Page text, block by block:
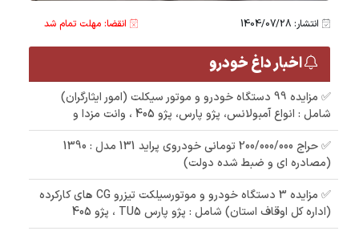
انتشار: 1404/07/28 انقضا: مهلت تمام شد
اخبار داغ خودرو
✅ مزایده 99 دستگاه خودرو و موتور سیکلت (امور ایثارگران)
شامل : انواع آمبولانس، پژو پارس، پژو 405 ، وانت مزدا و
✅ حراج 200/000/000 تومانی خودروی پراید 131 مدل : 1390
(مصادره ای و ضبط شده دولت)
✅ مزایده 3 دستگاه خودرو و موتورسیلکت تیزرو CG های کارکرده
(اداره کل اوقاف استان) شامل : پژو پارس TU5 ، پژو 405